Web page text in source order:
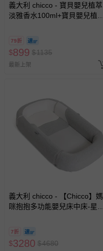
義大利 chicco - 寶貝嬰兒植萃
淡雅香水100ml+寶貝嬰兒植萃
79折
$899 $1135
最新上架
義大利 chicco - 【Chicco】媽
咪抱抱多功能嬰兒床中床-星辰
7折
$3280 $4680